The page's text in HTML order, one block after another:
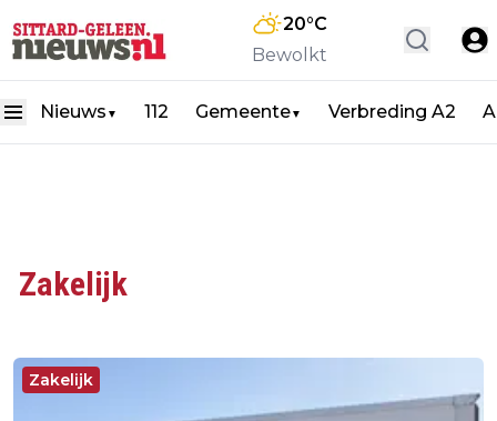
20°C
Bewolkt
Nieuws ▼ 112 Gemeente▼ Verbreding A2
Zakelijk
Zakelijk